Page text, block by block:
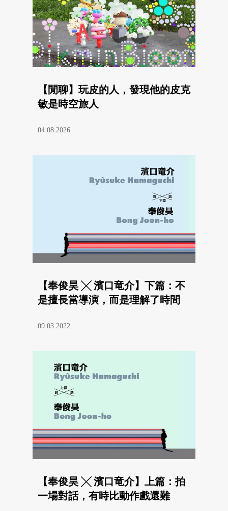
【閒聊】玩皮的人，發現他的皮克
敏是時空旅人
04.08.2026
【奉俊昊 ╳ 濱口竜介】下篇：不
是擅長當導演，而是理解了時間
09.03.2022
【奉俊昊 ╳ 濱口竜介】上篇：拍
一場對話，有時比動作戲還難